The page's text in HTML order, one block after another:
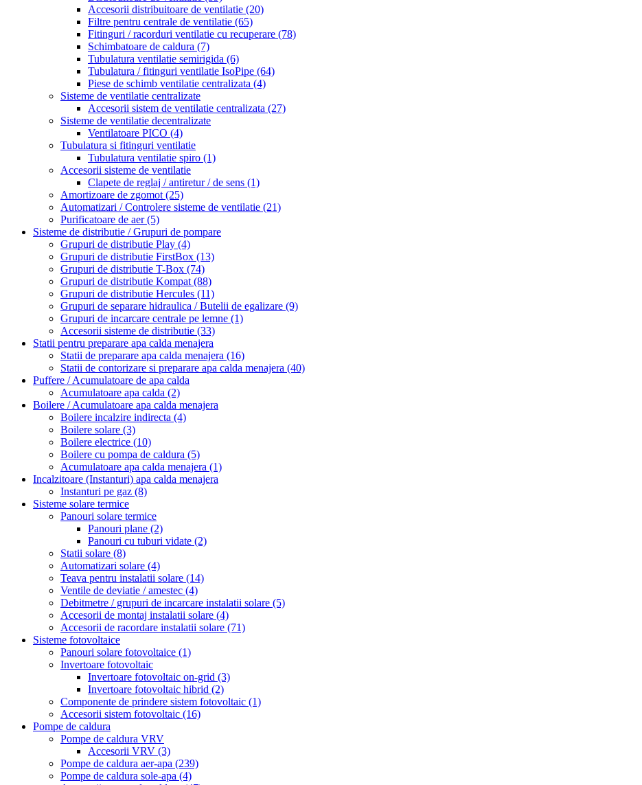
Accesorii distribuitoare de ventilatie (20)
Filtre pentru centrale de ventilatie (65)
Fitinguri / racorduri ventilatie cu recuperare (78)
Schimbatoare de caldura (7)
Tubulatura ventilatie semirigida (6)
Tubulatura / fitinguri ventilatie IsoPipe (64)
Piese de schimb ventilatie centralizata (4)
Sisteme de ventilatie centralizate
Accesorii sistem de ventilatie centralizata (27)
Sisteme de ventilatie decentralizate
Ventilatoare PICO (4)
Tubulatura si fitinguri ventilatie
Tubulatura ventilatie spiro (1)
Accesorii sisteme de ventilatie
Clapete de reglaj / antiretur / de sens (1)
Amortizoare de zgomot (25)
Automatizari / Controlere sisteme de ventilatie (21)
Purificatoare de aer(5)
Sisteme de distributie / Grupuri de pompare
Grupuri de distributie Play (4)
Grupuri de distributie FirstBox (13)
Grupuri de distributie T-Box (74)
Grupuri de distributie Kompat (88)
Grupuri de distributie Hercules (11)
Grupuri de separare hidraulica / Butelii de egalizare (9)
Grupuri de incarcare centrale pe lemne (1)
Accesorii sisteme de distributie (33)
Statii pentru preparare apa calda menajera
Statii de preparare apa calda menajera (16)
Statii de contorizare si preparare apa calda menajera (40)
Puffere / Acumulatoare de apa calda
Acumulatoare apa calda (2)
Boilere / Acumulatoare apa calda menajera
Boilere incalzire indirecta (4)
Boilere solare (3)
Boilere electrice (10)
Boilere cu pompa de caldura (5)
Acumulatoare apa calda menajera (1)
Incalzitoare (Instanturi) apa calda menajera
Instanturi pe gaz (8)
Sisteme solare termice
Panouri solare termice
Panouri plane (2)
Panouri cu tuburi vidate (2)
Statii solare (8)
Automatizari solare (4)
Teava pentru instalatii solare (14)
Ventile de deviatie / amestec (4)
Debitmetre / grupuri de incarcare instalatii solare (5)
Accesorii de montaj instalatii solare (4)
Accesorii de racordare instalatii solare (71)
Sisteme fotovoltaice
Panouri solare fotovoltaice (1)
Invertoare fotovoltaic
Invertoare fotovoltaic on-grid (3)
Invertoare fotovoltaic hibrid (2)
Componente de prindere sistem fotovoltaic (1)
Accesorii sistem fotovoltaic (16)
Pompe de caldura
Pompe de caldura VRV
Accesorii VRV (3)
Pompe de caldura aer-apa (239)
Pompe de caldura sole-apa (4)